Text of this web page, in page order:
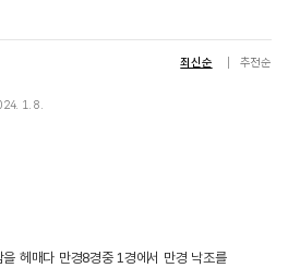
최신순 추천순
1. 8.
헤매다 만경8경중 1경에서 만경 낙조를